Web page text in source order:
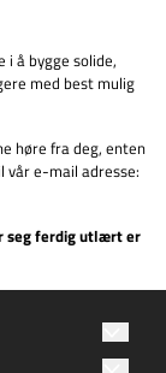
i å bygge solide,
med best mulig
høre fra deg, enten
vår e-mail adresse:
seg ferdig utlært er